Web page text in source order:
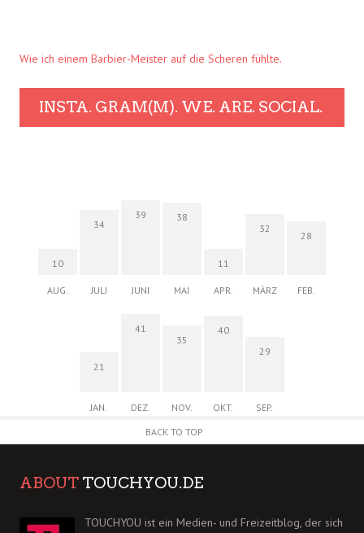
Wie ich einem Barbier-Meister auf die Scheren fühlte.
INSTA. GRAM(M). WE. ARE. SOCIAL.
10
AUG.
34
JULI
39
JUNI
38
MAI
11
APR.
32
MÄRZ
28
FEB.
21
JAN.
41
DEZ.
35
NOV.
40
OKT.
29
SEP.
BACK TO TOP
ABOUT TOUCHYOU.DE
TOUCHYOU ist ein Medien- und Freizeitblog, der sich